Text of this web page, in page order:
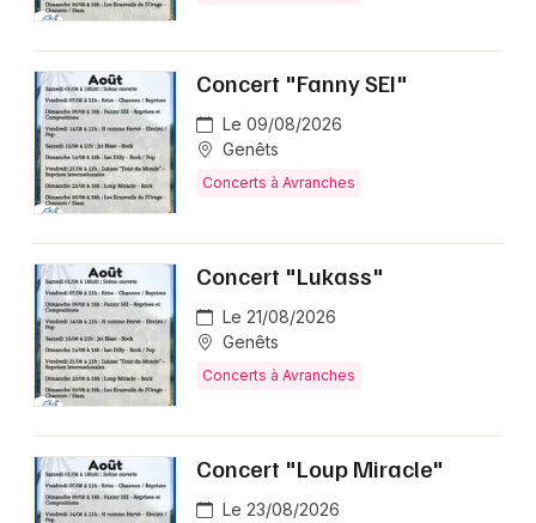
Concert "Fanny SEI"
Le 09/08/2026
Genêts
Concerts à Avranches
Concert "Lukass"
Le 21/08/2026
Genêts
Concerts à Avranches
Concert "Loup Miracle"
Le 23/08/2026